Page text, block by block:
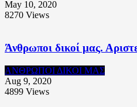
May 10, 2020
8270 Views
Άνθρωποι δικοί μας.
ΑΝΘΡΩΠΟΙ ΔΙΚΟΙ ΜΑΣ
Aug 9, 2020
4899 Views